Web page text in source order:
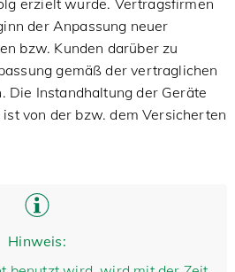
erzielt wurde. Vertragsfirmen
der Anpassung neuer
bzw. Kunden darüber zu
gemäß der vertraglichen
Die Instandhaltung der Geräte
von der bzw. dem Versicherten
Hinweis: